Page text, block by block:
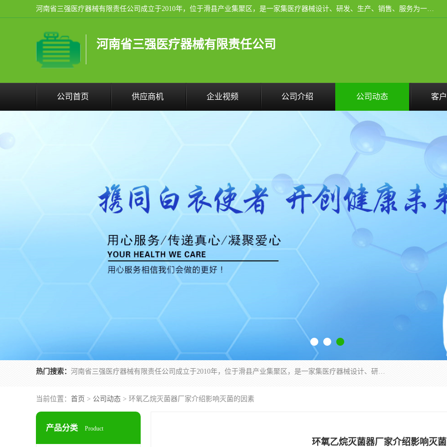
河南省三强医疗器械有限责任公司成立于2010年，位于滑县产业集聚区，是一家集医疗器械设计、研发、生产、销售、服务为一体的现代化高新技术企业。企业园区占地11.8万余平方米，设计建筑面积约13万平方米，总投资约5亿元，主要产品涵盖了清洗灭菌设备、消毒供应室整体配套方案、净化装修、洗消追溯系统、婴儿洗浴系统、物流仓储系统等6大板块。
河南省三强医疗器械有限责任公司
公司首页 供应商机 企业视频 公司介绍 公司动态 客
热门搜索： 河南省三强医疗器械有限责任公司成立于2010年，位于滑县产业集聚区，是一家集医疗器械设计、研发、生产、销售、服务为一体的现代化高新技术企业。企业园区占地11.8万余平方米，设计建筑面积约13万平方米，总投资约5亿元，主要产品涵盖了清洗灭菌设备、消毒供应室整体配套方案、净化装修、洗消追溯系统、婴儿洗浴系统、物流仓储系统等6大板块。
当前位置： 首页 > 公司动态 > 环氧乙烷灭菌器厂家介绍影响灭菌的因素
产品分类 Product
环氧乙烷灭菌器厂家介绍影响灭